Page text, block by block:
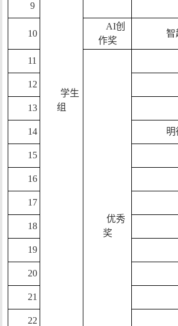
学生
组
9
10
AI创
作奖
智
11
优秀
奖
12
13
14 明
15
16
17
18
19
20
21
22